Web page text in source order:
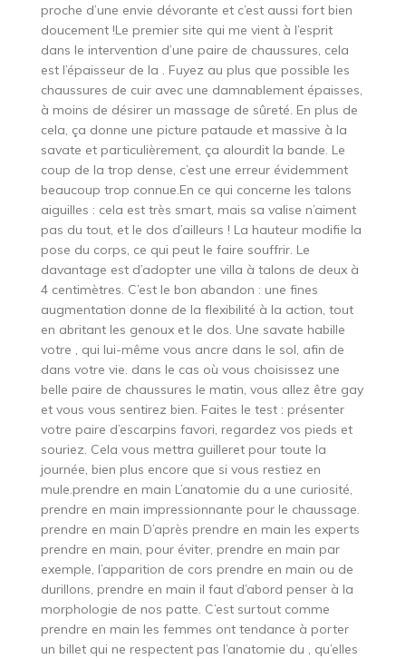
proche d’une envie dévorante et c’est aussi fort bien
doucement !Le premier site qui me vient à l’esprit
dans le intervention d’une paire de chaussures, cela
est l’épaisseur de la . Fuyez au plus que possible les
chaussures de cuir avec une damnablement épaisses,
à moins de désirer un massage de sûreté. En plus de
cela, ça donne une picture pataude et massive à la
savate et particulièrement, ça alourdit la bande. Le
coup de la trop dense, c’est une erreur évidemment
beaucoup trop connue.En ce qui concerne les talons
aiguilles : cela est très smart, mais sa valise n’aiment
pas du tout, et le dos d’ailleurs ! La hauteur modifie la
pose du corps, ce qui peut le faire souffrir. Le
davantage est d’adopter une villa à talons de deux à
4 centimètres. C’est le bon abandon : une fines
augmentation donne de la flexibilité à la action, tout
en abritant les genoux et le dos. Une savate habille
votre , qui lui-même vous ancre dans le sol, afin de
dans votre vie. dans le cas où vous choisissez une
belle paire de chaussures le matin, vous allez être gay
et vous vous sentirez bien. Faites le test : présenter
votre paire d’escarpins favori, regardez vos pieds et
souriez. Cela vous mettra guilleret pour toute la
journée, bien plus encore que si vous restiez en
mule.prendre en main L’anatomie du a une curiosité,
prendre en main impressionnante pour le chaussage.
prendre en main D’après prendre en main les experts
prendre en main, pour éviter, prendre en main par
exemple, l’apparition de cors prendre en main ou de
durillons, prendre en main il faut d’abord penser à la
morphologie de nos patte. C’est surtout comme
prendre en main les femmes ont tendance à porter
un billet qui ne respectent pas l’anatomie du , qu’elles